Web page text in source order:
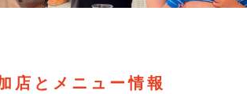
店とメニュー情報